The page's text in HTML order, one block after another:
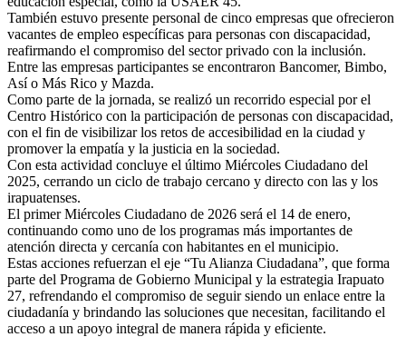
​También estuvo presente personal de cinco empresas que ofrecieron
vacantes de empleo específicas para personas con discapacidad,
reafirmando el compromiso del sector privado con la inclusión.
Entre las empresas participantes se encontraron Bancomer, Bimbo,
Así o Más Rico y Mazda.
​Como parte de la jornada, se realizó un recorrido especial por el
Centro Histórico con la participación de personas con discapacidad,
con el fin de visibilizar los retos de accesibilidad en la ciudad y
promover la empatía y la justicia en la sociedad.
Con esta actividad concluye el último Miércoles Ciudadano del
2025, cerrando un ciclo de trabajo cercano y directo con las y los
irapuatenses.
El primer Miércoles Ciudadano de 2026 será el 14 de enero,
continuando como uno de los programas más importantes de
atención directa y cercanía con habitantes en el municipio.
​Estas acciones refuerzan el eje “Tu Alianza Ciudadana”, que forma
parte del Programa de Gobierno Municipal y la estrategia Irapuato
27, refrendando el compromiso de seguir siendo un enlace entre la
ciudadanía y brindando las soluciones que necesitan, facilitando el
acceso a un apoyo integral de manera rápida y eficiente.